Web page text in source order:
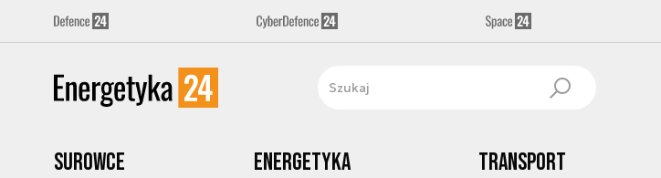
Surowce Energetyka Transport